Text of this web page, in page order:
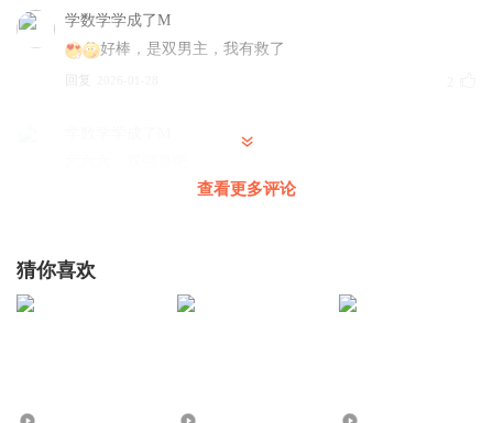
学数学学成了M
好棒，是双男主，我有救了
回复
查看更多评论
猜你喜欢